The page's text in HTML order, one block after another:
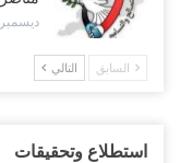
ديسمبر 3, 2021
السابق التالي
استطلاع وتحقيقات